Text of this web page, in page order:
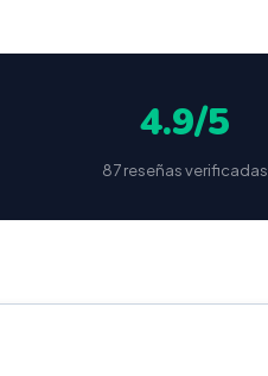
4.9/5
87 reseñas verificadas